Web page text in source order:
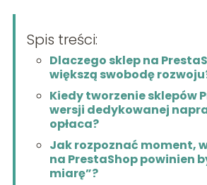
Spis treści:
Dlaczego sklep na
większą swobodę
Kiedy tworzenie sklepów
wersji dedykowanej
opłaca?
Jak rozpoznać moment,
na PrestaShop powinien
miarę”?